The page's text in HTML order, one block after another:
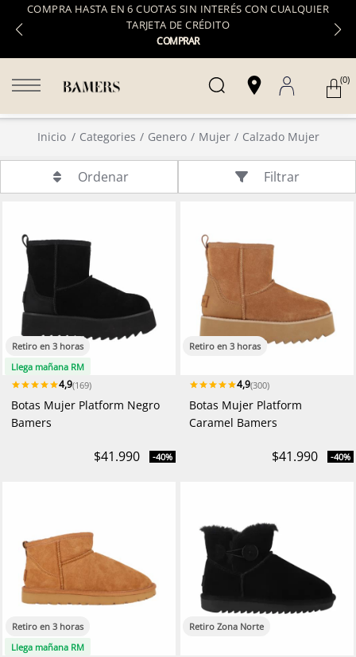
COMPRA HASTA EN 6 CUOTAS SIN INTERÉS CON CUALQUIER
TARJETA DE CRÉDITO
COMPRAR
(0)
Inicio Categories Genero Mujer Calzado Mujer
Ordenar Filtrar
Retiro en 3 horas
Llega mañana RM
4,9(169)
Botas Mujer Platform Negro
Bamers
$41.990 -40%
Retiro en 3 horas
4,9(300)
Botas Mujer Platform
Caramel Bamers
$41.990 -40%
Retiro en 3 horas
Llega mañana RM
Retiro Zona Norte